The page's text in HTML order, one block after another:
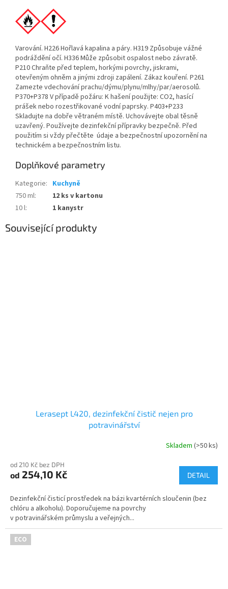
Varování. H226 Hořlavá kapalina a páry. H319 Způsobuje vážné
podráždění očí. H336 Může způsobit ospalost nebo závratě.
P210 Chraňte před teplem, horkými povrchy, jiskrami,
otevřeným ohněm a jinými zdroji zapálení. Zákaz kouření. P261
Zamezte vdechování prachu/dýmu/plynu/mlhy/par/aerosolů.
P370+P378 V případě požáru: K hašení použijte: CO2, hasící
prášek nebo rozestřikované vodní paprsky. P403+P233
Skladujte na dobře větraném místě. Uchovávejte obal těsně
uzavřený. Používejte dezinfekční přípravky bezpečně. Před
použitím si vždy přečtěte údaje a bezpečnostní upozornění na
technickém a bezpečnostním listu.
Doplňkové parametry
Kategorie: Kuchyně
750 ml:
12 ks v kartonu
10 l: 1 kanystr
Související produkty
Lerasept L420, dezinfekční čistič nejen pro
potravinářství
produktu
je
z
5
hvězdiček.
Skladem(>50 ks)
od 210 Kč bez DPH
od 254,10 Kč DETAIL
Dezinfekční čisticí prostředek na bázi kvartérních sloučenin (bez
chlóru a alkoholu). Doporučujeme na povrchy
v potravinářském průmyslu a veřejných...
ECO